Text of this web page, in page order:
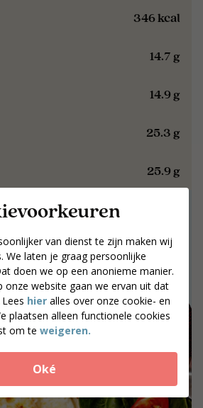
van dienst te zijn maken wij
We laten je graag persoonlijke
doen we op een anonieme manier.
onze website gaan we ervan uit dat
hier alles over onze cookie- en
plaatsen alleen functionele cookies
om te weigeren.
Oké
346 kcal
14.7 g
14.9 g
25.3 g
25.9 g
aan
blijft.
dat blijft.
Zoek coaches